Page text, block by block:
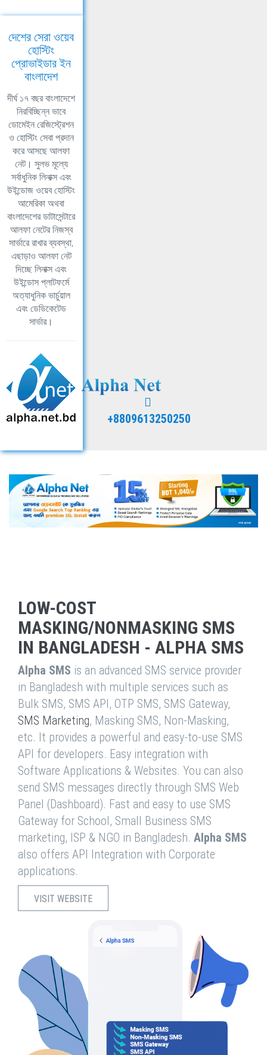
দেশের সেরা ওয়েব
হোস্টিং
প্রোভাইডার ইন
বাংলাদেশ
দীর্ঘ ১৭ বছর বাংলাদেশে
নিরবিচ্ছিন্ন ভাবে
ডোমেইন রেজিস্ট্রেশন
ও হোস্টিং সেবা প্রদান
করে আসছে আলফা
নেট। সুলভ মূল্যে
সর্বাধুনিক লিনাক্স এবং
উইন্ডোজ ওয়েব হোস্টিং
আমেরিকা অথবা
বাংলাদেশের ডাটাসেন্টারে
আলফা নেটের নিজস্ব
সার্ভারে রাখার ব্যবস্থা,
এছাড়াও আলফা নেট
দিচ্ছে লিনাক্স এবং
উইন্ডোস প্লাটফর্মে
অত্যাধুনিক ভার্চুয়াল
এবং ডেডিকেটেড
সার্ভার।
+8809613250250
LOW-COST
MASKING/NONMASKING SMS
IN BANGLADESH - ALPHA SMS
Alpha SMS is an advanced SMS service provider
in Bangladesh with multiple services such as
Bulk SMS, SMS API, OTP SMS, SMS Gateway,
SMS Marketing, Masking SMS, Non-Masking,
etc. It provides a powerful and easy-to-use SMS
API for developers. Easy integration with
Software Applications & Websites. You can also
send SMS messages directly through SMS Web
Panel (Dashboard). Fast and easy to use SMS
Gateway for School, Small Business SMS
marketing, ISP & NGO in Bangladesh. Alpha SMS
also offers API Integration with Corporate
applications.
VISIT WEBSITE